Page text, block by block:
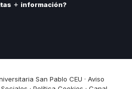
información?
San Pablo CEU · Aviso